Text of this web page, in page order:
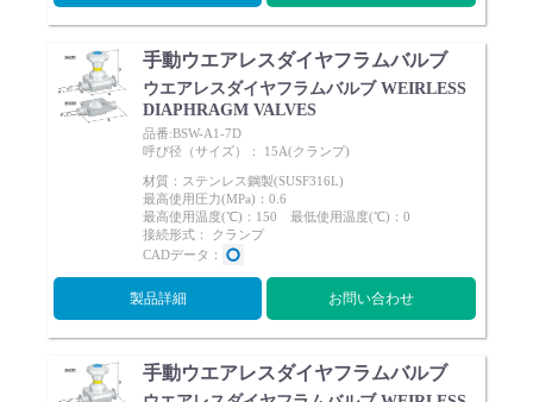
手動ウエアレスダイヤフラムバルブ
ウエアレスダイヤフラムバルブ WEIRLESS
DIAPHRAGM VALVES
品番:BSW-A1-7D
呼び径（サイズ）： 15A(クランプ)
材質：ステンレス鋼製(SUSF316L)
最高使用圧力(MPa)：0.6
最高使用温度(℃)：150 最低使用温度(℃)：0
接続形式： クランプ
CADデータ：
製品詳細 お問い合わせ
手動ウエアレスダイヤフラムバルブ